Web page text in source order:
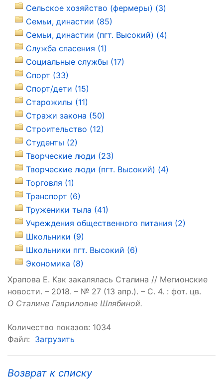
Сельское хозяйство (фермеры) (3)
Семьи, династии (85)
Семьи, династии (пгт. Высокий) (4)
Служба спасения (1)
Социальные службы (17)
Спорт (33)
Спорт/дети (15)
Старожилы (11)
Стражи закона (50)
Строительство (12)
Студенты (2)
Творческие люди (23)
Творческие люди (пгт. Высокий) (4)
Торговля (1)
Транспорт (6)
Труженики тыла (41)
Учреждения общественного питания (2)
Школьники (9)
Школьники пгт. Высокий (6)
Экономика (8)
Храпова Е. Как закалялась Сталина // Мегионские
новости. – 2018. – № 27 (13 апр.). – С. 4. : фот. цв.
О Сталине Гавриловне Шлябиной.
Количество показов: 1034
Файл: Загрузить
Возврат к списку